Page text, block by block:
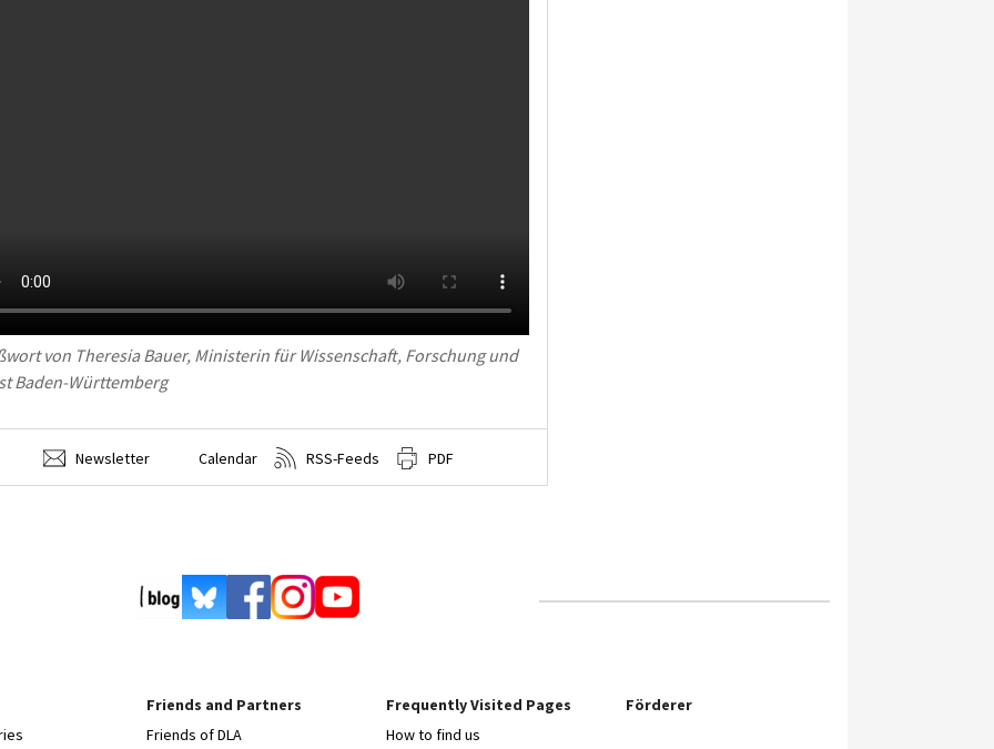
von Theresia Bauer, Ministerin für Wissenschaft, Forschung und
Baden-Württemberg
Newsletter Calendar RSS-Feeds PDF
Friends and Partners
Friends of DLA
Frequently Visited Pages
How to find us
Förderer